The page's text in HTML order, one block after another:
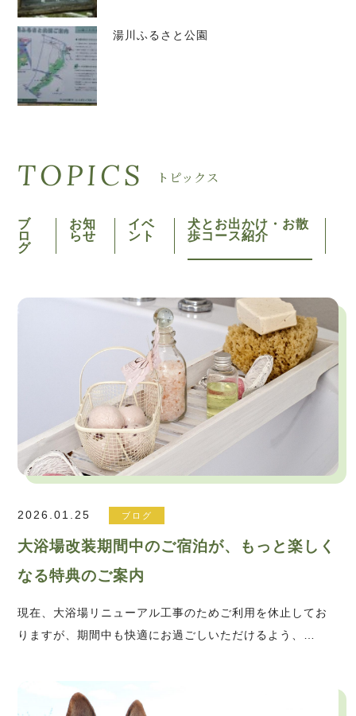
湯川ふるさと公園
TOPICS トピックス
ブ
ロ
グ
お知
らせ
イベ
ント
犬とお出かけ・お散
歩コース紹介
2026.01.25 ブログ
大浴場改装期間中のご宿泊が、もっと楽しく
なる特典のご案内
現在、大浴場リニューアル工事のためご利用を休止してお
りますが、期間中も快適にお過ごしいただけるよう、…